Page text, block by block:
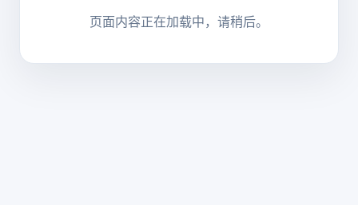
页面内容正在加载中，请稍后。